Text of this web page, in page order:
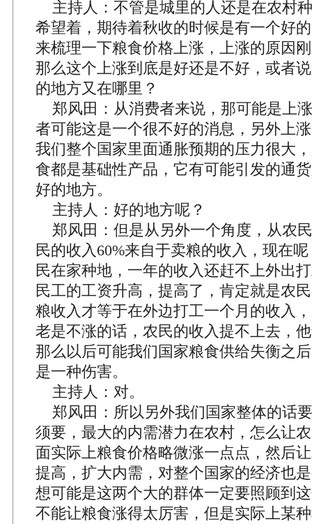
主持人：不管是城里的人还是在农村
希望着，期待着秋收的时候是有一个好
来梳理一下粮食价格上涨，上涨的原因
那么这个上涨到底是好还是不好，或者
的地方又在哪里？
郑风田：从消费者来说，那可能是上
者可能这是一个很不好的消息，另外上
我们整个国家里面通胀预期的压力很大
食都是基础性产品，它有可能引发的通
好的地方。
主持人：好的地方呢？
郑风田：但是从另外一个角度，从农
民的收入60%来自于卖粮的收入，现在
民在家种地，一年的收入还赶不上外出
民工的工资升高，提高了，肯定就是农
粮收入才等于在外边打工一个月的收入
老是不涨的话，农民的收入提不上去，
那么以后可能我们国家粮食供给失衡之
是一种伤害。
主持人：对。
郑风田：所以另外我们国家整体的话
须要，最大的内需潜力在农村，怎么让
面实际上粮食价格略微涨一点点，然后
提高，扩大内需，对整个国家的经济也
想可能是这两个大的群体一定要照顾到
不能让粮食涨得太厉害，但是实际上某